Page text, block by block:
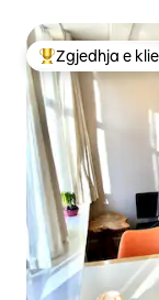
Më të mirat e
Zgjedhja e